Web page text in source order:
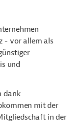
- vor allem als
und
dank
mit der
in der